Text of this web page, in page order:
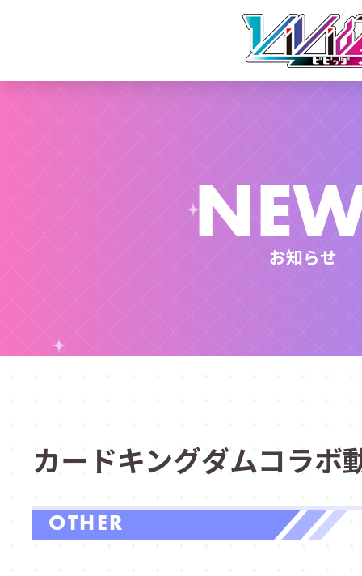
お知らせ
カードキングダムコラボ
OTHER